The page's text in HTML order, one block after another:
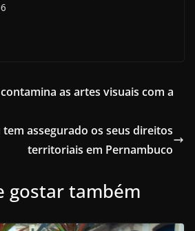
as artes visuais com a
assegurado os seus direitos
territoriais em Pernambuco
gostar também